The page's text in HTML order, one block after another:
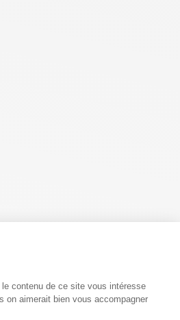
contenu de ce site vous intéresse
on aimerait bien vous accompagner